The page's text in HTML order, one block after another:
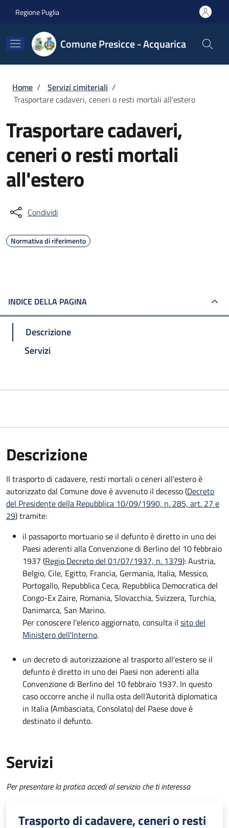
Regione Puglia
Comune Presicce - Acquarica
Briciole di pane
Home / Servizi cimiteriali /
Trasportare cadaveri, ceneri o resti mortali all'estero
Trasportare cadaveri,
ceneri o resti mortali
all'estero
Condividi
Normativa di riferimento
INDICE DELLA PAGINA
Descrizione
Servizi
Descrizione
Il trasporto di cadavere, resti mortali o ceneri all'estero è
autorizzato dal Comune dove è avvenuto il decesso (Decreto
del Presidente della Repubblica 10/09/1990, n. 285, art. 27 e
29) tramite:
il passaporto mortuario se il defunto è diretto in uno dei
Paesi aderenti alla Convenzione di Berlino del 10 febbraio
1937 (Regio Decreto del 01/07/1937, n. 1379): Austria,
Belgio, Cile, Egitto, Francia, Germania, Italia, Messico,
Portogallo, Repubblica Ceca, Repubblica Democratica del
Congo-Ex Zaire, Romania, Slovacchia, Svizzera, Turchia,
Danimarca, San Marino.
Per conoscere l'elenco aggiornato, consulta il sito del
Ministero dell'Interno.
un decreto di autorizzazione al trasporto all'estero se il
defunto è diretto in uno dei Paesi non aderenti alla
Convenzione di Berlino del 10 febbraio 1937. In questo
caso occorre anche il nulla osta dell’Autorità diplomatica
in Italia (Ambasciata, Consolato) del Paese dove è
destinato il defunto.
Servizi
Per presentare la pratica accedi al servizio che ti interessa
Trasporto di cadavere, ceneri o resti